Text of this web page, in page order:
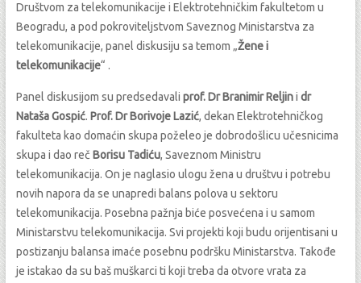
Društvom za telekomunikacije i Elektrotehničkim fakultetom u
Beogradu, a pod pokroviteljstvom Saveznog Ministarstva za
telekomunikacije, panel diskusiju sa temom „Žene i
telekomunikacije“ .
Panel diskusijom su predsedavali prof. Dr Branimir Reljini dr
Nataša Gospić. Prof. Dr Borivoje Lazić, dekan Elektrotehničkog
fakulteta kao domaćin skupa poželeo je dobrodošlicu učesnicima
skupa i dao reč Borisu Tadiću, Saveznom Ministru
telekomunikacija. On je naglasio ulogu žena u društvu i potrebu
novih napora da se unapredi balans polova u sektoru
telekomunikacija. Posebna pažnja biće posvećena i u samom
Ministarstvu telekomunikacija. Svi projekti koji budu orijentisani u
postizanju balansa imaće posebnu podršku Ministarstva. Takođe
je istakao da su baš muškarci ti koji treba da otvore vrata za